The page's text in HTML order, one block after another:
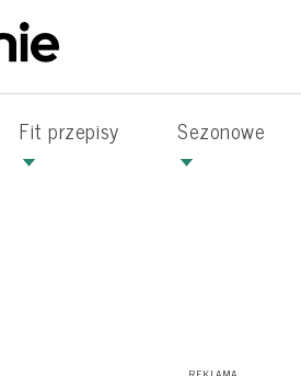
Fit przepisy Sezonowe